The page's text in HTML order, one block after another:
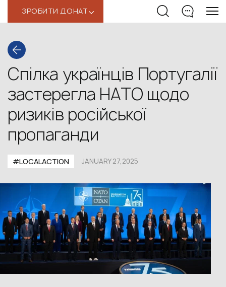
ЗРОБИТИ ДОНАТ‹
Спілка українців Португалії
застерегла НАТО щодо
ризиків російської
пропаганди
#LOCALACTION JANUARY 27,2025